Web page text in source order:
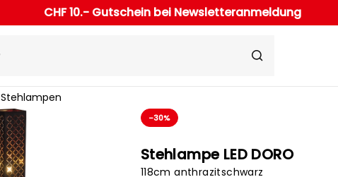
CHF 10.- Gutschein bei Newsletteranmeldung
Stehlampen
-30%
Stehlampe LED DORO
118cm anthrazitschwarz